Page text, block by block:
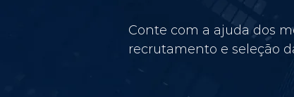
Conte com a ajuda dos
recrutamento e seleção